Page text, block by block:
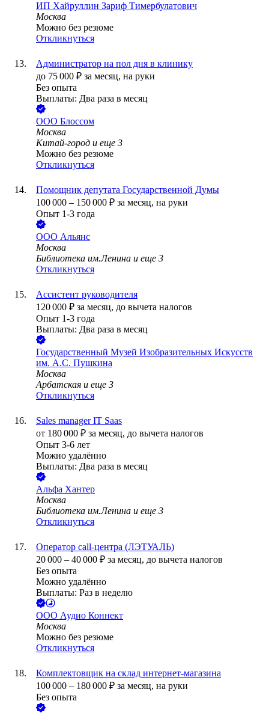
ИП Хайруллин Зариф Тимербулатович
Москва
Можно без резюме
Откликнуться
Администратор на пол дня в клинику
до 75 000 ₽ за месяц, на руки
Без опыта
Выплаты: Два раза в месяц
ООО Блоссом
Москва
Китай-город и еще 3
Можно без резюме
Откликнуться
Помощник депутата Государственной Думы
100 000 – 150 000 ₽ за месяц, на руки
Опыт 1-3 года
ООО Альянс
Москва
Библиотека им.Ленина и еще 3
Откликнуться
Ассистент руководителя
120 000 ₽ за месяц, до вычета налогов
Опыт 1-3 года
Выплаты: Два раза в месяц
Государственный Музей Изобразительных Искусств
им. А.С. Пушкина
Москва
Арбатская и еще 3
Откликнуться
Sales manager IT Saas
от 180 000 ₽ за месяц, до вычета налогов
Опыт 3-6 лет
Можно удалённо
Выплаты: Два раза в месяц
Альфа Хантер
Москва
Библиотека им.Ленина и еще 3
Откликнуться
Оператор call-центра (ЛЭТУАЛЬ)
20 000 – 40 000 ₽ за месяц, до вычета налогов
Без опыта
Можно удалённо
Выплаты: Раз в неделю
ООО Аудио Коннект
Москва
Можно без резюме
Откликнуться
Комплектовщик на склад интернет-магазина
100 000 – 180 000 ₽ за месяц, на руки
Без опыта